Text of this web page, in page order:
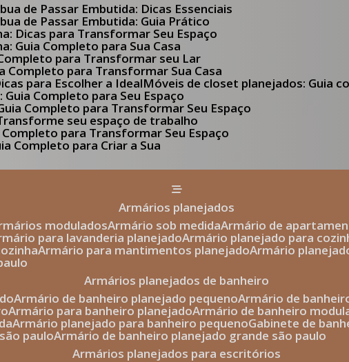
de Passar Embutida: Dicas Essenciais
de Passar Embutida: Guia Prático
Dicas para Transformar Seu Espaço
Guia Completo para Sua Casa
para Transformar seu Lar
Completo para Transformar Sua Casa
para Escolher a Ideal Móveis de closet planejados: Guia
Guia Completo para Seu Espaço
Completo para Transformar Seu Espaço
seu espaço de trabalho
Completo para Transformar Seu Espaço
Completo para Criar a Sua
armários planejados
modulados armário sob medida armário de
para lavanderia planejado armário planejado para
armário para mantimentos planejado armário
armários planejados de banheiro
armário de banheiro planejado pequeno armário de
armário para banheiro planejado armário de banheiro
armário planejado para banheiro pequeno gabinete de
paulo armário de banheiro planejado grande são paulo
armários planejados para escritórios